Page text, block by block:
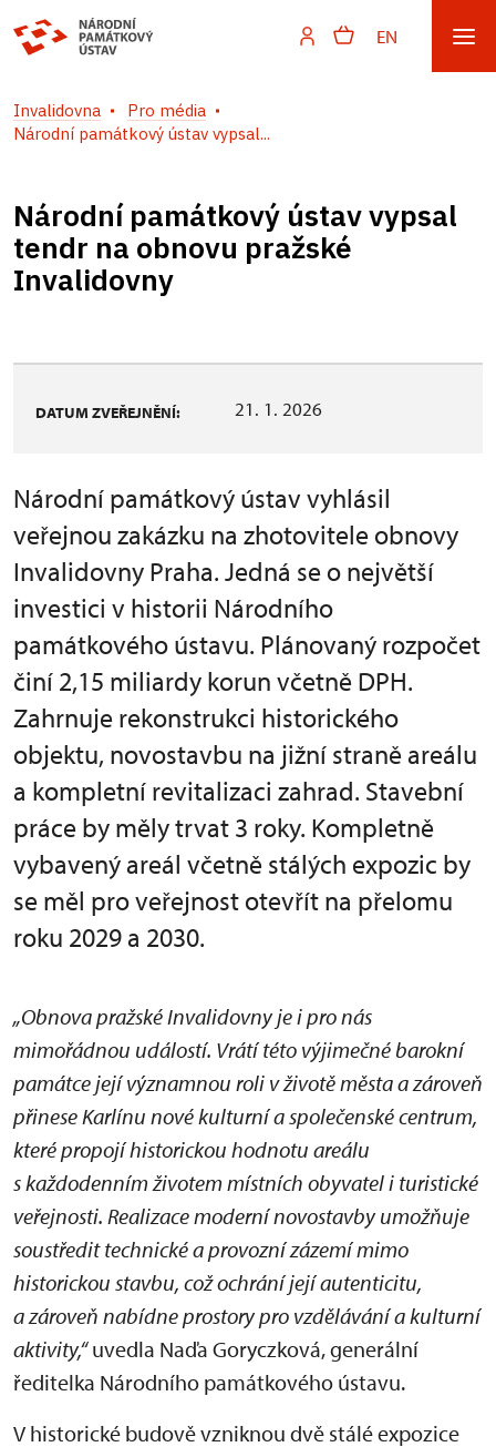
EN
Invalidovna
Pro média
Národní památkový ústav vypsal...
Národní památkový ústav vypsal
tendr na obnovu pražské
Invalidovny
DATUM ZVEŘEJNĚNÍ: 21. 1. 2026
Národní památkový ústav vyhlásil
veřejnou zakázku na zhotovitele obnovy
Invalidovny Praha. Jedná se o největší
investici v historii Národního
památkového ústavu. Plánovaný rozpočet
činí 2,15 miliardy korun včetně DPH.
Zahrnuje rekonstrukci historického
objektu, novostavbu na jižní straně areálu
a kompletní revitalizaci zahrad. Stavební
práce by měly trvat 3 roky. Kompletně
vybavený areál včetně stálých expozic by
se měl pro veřejnost otevřít na přelomu
roku 2029 a 2030.
„Obnova pražské Invalidovny je i pro nás
mimořádnou událostí. Vrátí této výjimečné barokní
památce její významnou roli v životě města a zároveň
přinese Karlínu nové kulturní a společenské centrum,
které propojí historickou hodnotu areálu
s každodenním životem místních obyvatel i turistické
veřejnosti. Realizace moderní novostavby umožňuje
soustředit technické a provozní zázemí mimo
historickou stavbu, což ochrání její autenticitu,
a zároveň nabídne prostory pro vzdělávání a kulturní
aktivity,“uvedla Naďa Goryczková, generální
ředitelka Národního památkového ústavu.
V historické budově vzniknou dvě stálé expozice